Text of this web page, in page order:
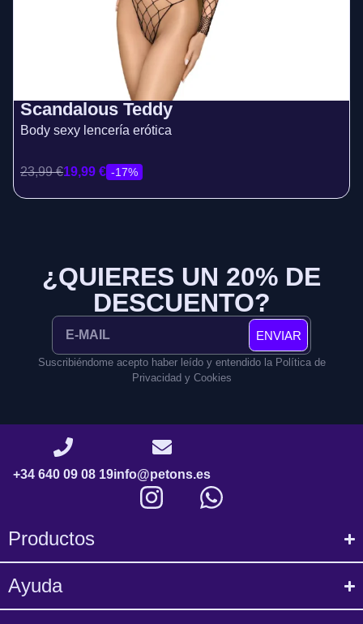
Scandalous Teddy
Body sexy lencería erótica
23,99€19,99 € -17%
¿QUIERES UN 20% DE
DESCUENTO?
ENVIAR
Suscribiéndome acepto haber leído y entendido la Política de
Privacidad y Cookies
+34 640 09 08 19info@petons.es
Productos
Ayuda